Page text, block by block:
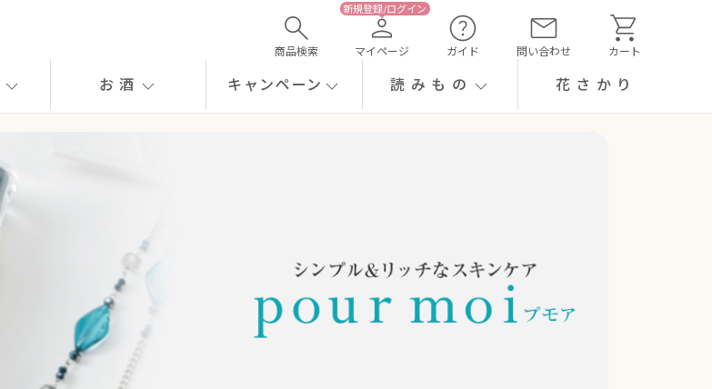
商品検索 マイページ ガイド 問い合わせ カート
お酒 キャンペーン 読みもの 花さかり